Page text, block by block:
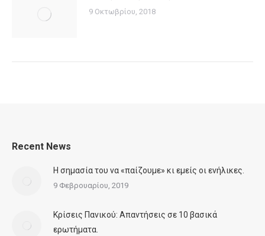
9 Οκτωβρίου, 2018
Recent News
Η σημασία του να «παίζουμε» κι εμείς οι ενήλικες.
9 Φεβρουαρίου, 2019
Κρίσεις Πανικού: Απαντήσεις σε 10 βασικά
ερωτήματα.